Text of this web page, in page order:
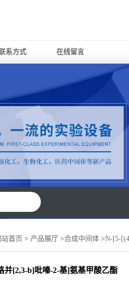
系方式 在线留言
站首页 > 产品展厅 >合成中间体 >N-[5-
并[2,3-b]吡嗪-2-基]氨基甲酸乙酯